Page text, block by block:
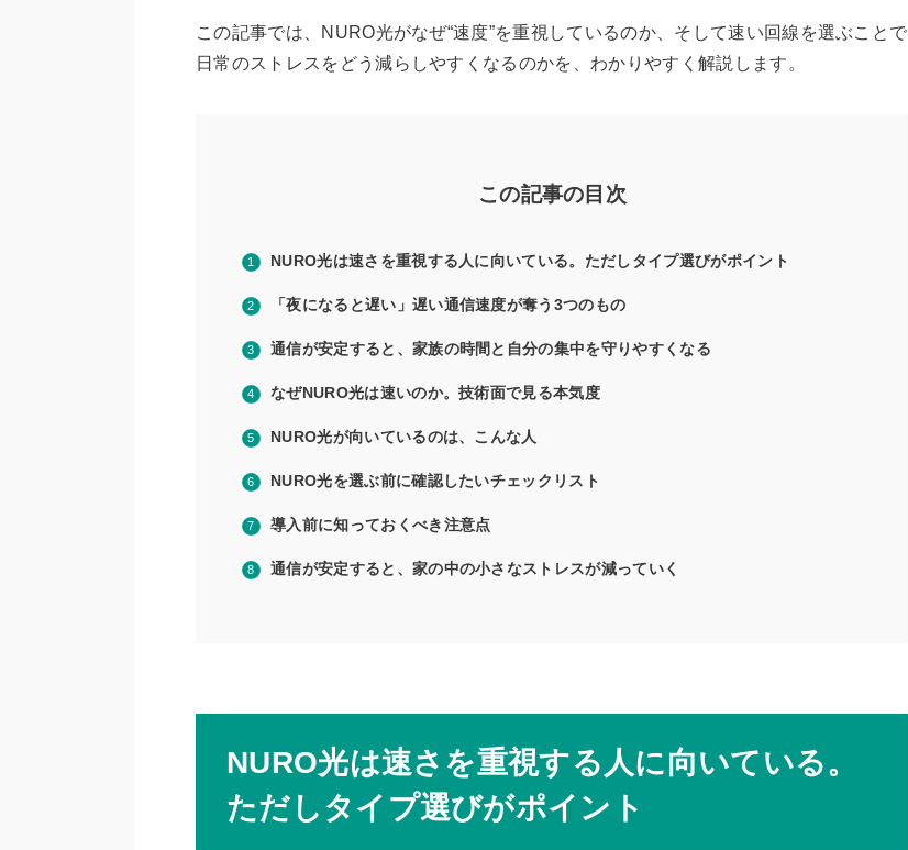
この記事では、NURO光がなぜ“速度”を重視しているのか、そして速い回線を選ぶことで
日常のストレスをどう減らしやすくなるのかを、わかりやすく解説します。
この記事の目次
NURO光は速さを重視する人に向いている。ただしタイプ選びがポイント
「夜になると遅い」遅い通信速度が奪う3つのもの
通信が安定すると、家族の時間と自分の集中を守りやすくなる
なぜNURO光は速いのか。技術面で見る本気度
NURO光が向いているのは、こんな人
NURO光を選ぶ前に確認したいチェックリスト
導入前に知っておくべき注意点
通信が安定すると、家の中の小さなストレスが減っていく
NURO光は速さを重視する人に向いている。
ただしタイプ選びがポイント